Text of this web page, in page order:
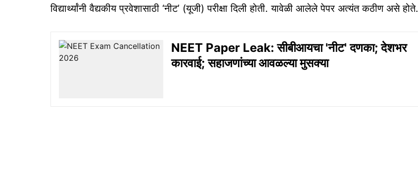
विद्यार्थ्यांनी वैद्यकीय प्रवेशासाठी ‘नीट’ (यूजी) परीक्षा दिली होती. यावेळी आलेले पेपर अत्‍यंत कठीण असे होते.
NEET Paper Leak: सीबीआयचा 'नीट' दणका; देशभर
कारवाई; सहाजणांच्‍या आवळल्‍या मुसक्‍या